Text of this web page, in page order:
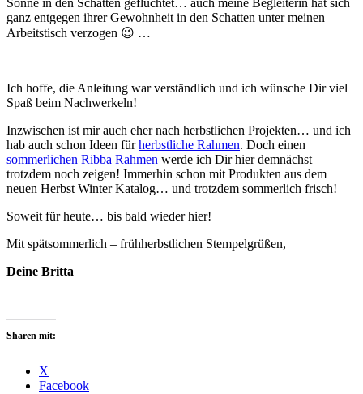
Sonne in den Schatten geflüchtet… auch meine Begleiterin hat sich
ganz entgegen ihrer Gewohnheit in den Schatten unter meinen
Arbeitstisch verzogen 😉 …
Ich hoffe, die Anleitung war verständlich und ich wünsche Dir viel
Spaß beim Nachwerkeln!
Inzwischen ist mir auch eher nach herbstlichen Projekten… und ich
hab auch schon Ideen fürherbstliche Rahmen. Doch einen
sommerlichen Ribba Rahmen werde ich Dir hier demnächst
trotzdem noch zeigen! Immerhin schon mit Produkten aus dem
neuen Herbst Winter Katalog… und trotzdem sommerlich frisch!
Soweit für heute… bis bald wieder hier!
Mit spätsommerlich – frühherbstlichen Stempelgrüßen,
Deine Britta
Sharen mit:
X
Facebook